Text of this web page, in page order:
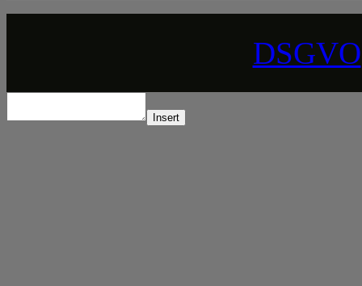
DSGVO
Insert